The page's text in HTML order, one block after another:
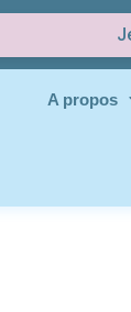
A propos